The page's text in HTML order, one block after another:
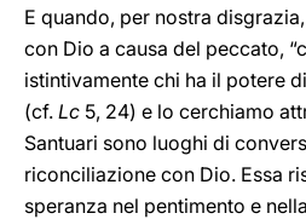
E quando, per nostra
con Dio a causa del peccato,
istintivamente chi ha il potere
(cf. Lc 5, 24) e lo cerchiamo
Santuari sono luoghi di
riconciliazione con Dio. Essa
speranza nel pentimento e